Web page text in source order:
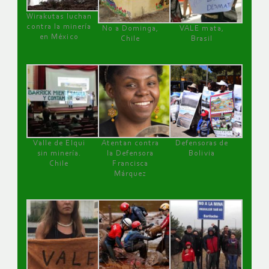
Wirakutas luchan
contra la minería
en México
No a Dominga,
Chile
VALE mata,
Brasil
Valle de Elqui
sin minería.
Chile
Atentan contra
la Defensora
Francisca
Márquez
Defensoras de
Bolivia